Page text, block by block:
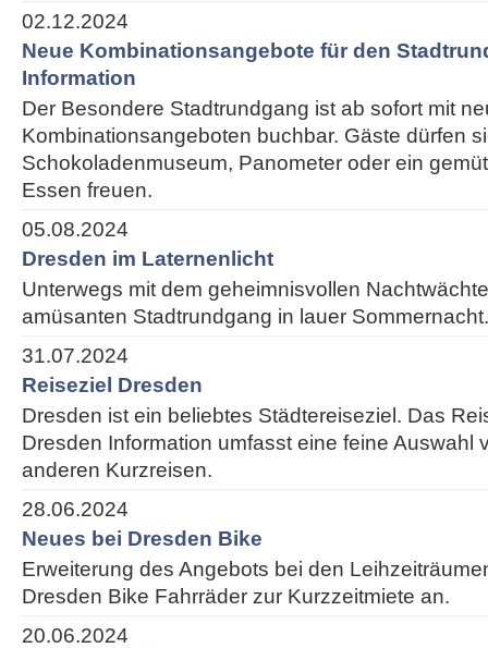
02.12.2024
Neue Kombinationsangebote für den
Information
Der Besondere Stadtrundgang ist ab sofort mit
Kombinationsangeboten buchbar. Gäste dürfen
Schokoladenmuseum, Panometer oder ein
Essen freuen.
05.08.2024
Dresden im Laternenlicht
Unterwegs mit dem geheimnisvollen
amüsanten Stadtrundgang in lauer Sommernacht.
31.07.2024
Reiseziel Dresden
Dresden ist ein beliebtes Städtereiseziel. Das
Dresden Information umfasst eine feine Auswahl
anderen Kurzreisen.
28.06.2024
Neues bei Dresden Bike
Erweiterung des Angebots bei den
Dresden Bike Fahrräder zur Kurzzeitmiete an.
20.06.2024